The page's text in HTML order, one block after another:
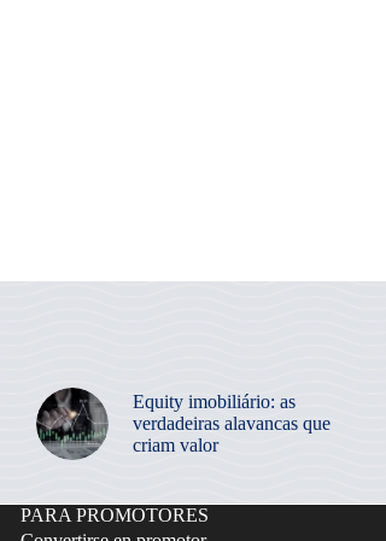
Equity imobiliário: as
verdadeiras alavancas que
criam valor
PARA PROMOTORES